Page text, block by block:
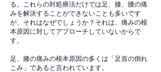
る。これらの対処療法だけでは足、膝、腰の痛
みを解決することができないことも多いです
が、それはなぜでしょうか？それは、痛みの根
本原因に対してアプローチしていないからで
す。
足、膝の痛みの根本原因の多くは「足首の倒れ
こみ」であると言われています。